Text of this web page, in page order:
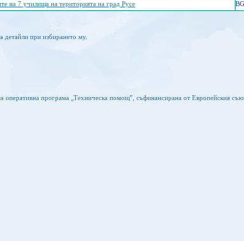
на 7 училища на територията на град Русе
детайли при избирането му.
оперативна програма „Техническа помощ”, съфинансирана от Европейския